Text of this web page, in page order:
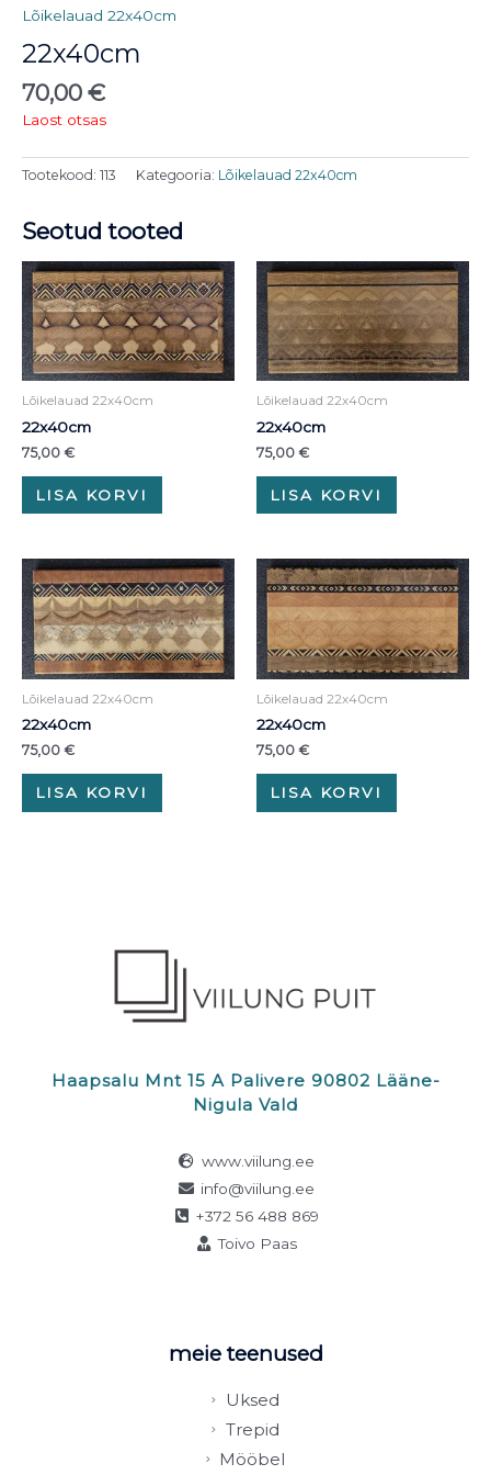
Lõikelauad 22x40cm
22x40cm
70,00 €
Laost otsas
Tootekood: 113 Kategooria: Lõikelauad 22x40cm
Seotud tooted
Lõikelauad 22x40cm
22x40cm
75,00 €
LISA KORVI
Lõikelauad 22x40cm
22x40cm
75,00 €
LISA KORVI
Lõikelauad 22x40cm
22x40cm
75,00 €
LISA KORVI
Lõikelauad 22x40cm
22x40cm
75,00 €
LISA KORVI
Haapsalu Mnt 15 A Palivere 90802 Lääne-
Nigula Vald
www.viilung.ee
info@viilung.ee
+372 56 488 869
Toivo Paas
meie teenused
Uksed
Trepid
Mööbel